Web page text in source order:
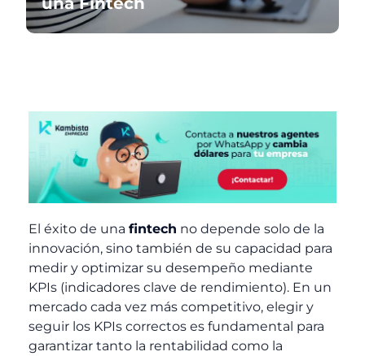
El éxito de una fintech no depende solo de la
innovación, sino también de su capacidad para
medir y optimizar su desempeño mediante
KPIs (indicadores clave de rendimiento). En un
mercado cada vez más competitivo, elegir y
seguir los KPIs correctos es fundamental para
garantizar tanto la rentabilidad como la